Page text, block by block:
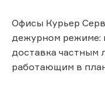
Офисы Курьер
дежурном режиме:
доставка частным
работающим в